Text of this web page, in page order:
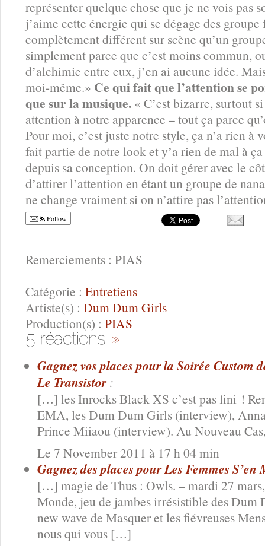
représenter quelque chose que je ne vois pas
j’aime cette énergie qui se dégage des
complètement différent sur scène qu’un
simplement parce que c’est moins commun,
d’alchimie entre eux, j’en ai aucune idée.
moi-même.» Ce qui fait que l’attention se
que sur la musique. « C’est bizarre, surtout
attention à notre apparence – tout ça parce
Pour moi, c’est juste notre style, ça n’a rien à
fait partie de notre look et y’a rien de mal à
depuis sa conception. On doit gérer avec le
d’attirer l’attention en étant un groupe de
ne change vraiment si on n’attire pas
Follow
Remerciements : PIAS
Catégorie : Entretiens
Artiste(s) : Dum Dum Girls
Production(s) : PIAS
Gagnez vos places pour la Soirée Custom
Le Transistor :
[…] les Inrocks Black XS c’est pas fini !
EMA, les Dum Dum Girls (interview),
Prince Miiaou (interview). Au Nouveau
Le 7 November 2011 à 17 h 04 min
Gagnez des places pour Les Femmes
[…] magie de Thus : Owls. – mardi 27
Monde, jeu de jambes irrésistible des
new wave de Masquer et les fiévreuses
nous qui vous […]